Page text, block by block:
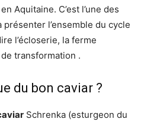
Aquitaine. C’est l’une des
l’ensemble du cycle
l’écloserie, la ferme
transformation .
du bon caviar ?
Schrenka (esturgeon du